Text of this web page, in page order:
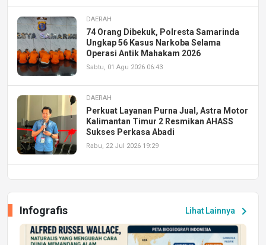
DAERAH
74 Orang Dibekuk, Polresta Samarinda
Ungkap 56 Kasus Narkoba Selama
Operasi Antik Mahakam 2026
Sabtu, 01 Agu 2026 06:43
DAERAH
Perkuat Layanan Purna Jual, Astra Motor
Kalimantan Timur 2 Resmikan AHASS
Sukses Perkasa Abadi
Rabu, 22 Jul 2026 19:29
Peluang Kerja dan Magang
Jumat, 17 Jul 2026 22:30
Lihat Lainnya chevron_right
Infografis